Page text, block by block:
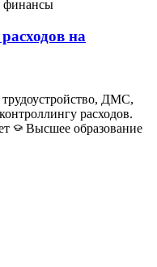
финансы
на
ДМС,
расходов.
Высшее образование